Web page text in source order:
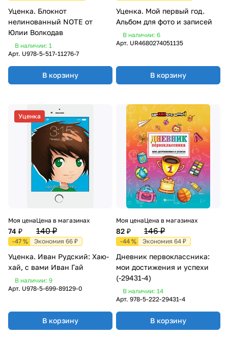
Уценка. Блокнот
нелинованный NOTE от
Юлии Волкодав
В наличии: 1
Арт. U978-5-517-11276-7
В корзину
Уценка. Мой первый год.
Альбом для фото и записей
В наличии: 6
Арт. UR4680274051135
В корзину
Уценка
Моя цена
74 ₽
Цена в магазинах
140 ₽
-47 % Экономия 66 ₽
Уценка. Иван Рудский: Хаю-
хай, с вами Иван Гай
В наличии: 9
Арт. U978-5-699-89129-0
В корзину
Моя цена
82 ₽
Цена в магазинах
146 ₽
-44 % Экономия 64 ₽
Дневник первоклассника:
мои достижения и успехи
(-29431-4)
В наличии: 14
Арт. 978-5-222-29431-4
В корзину